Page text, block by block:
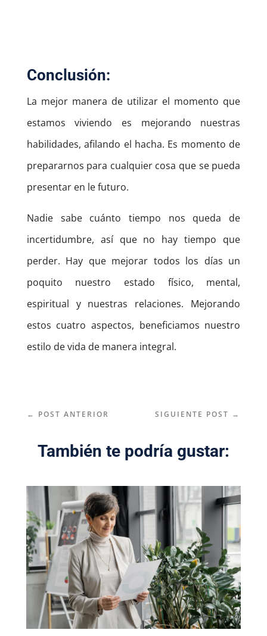
Conclusión:
La mejor manera de utilizar el momento que
estamos viviendo es mejorando nuestras
habilidades, afilando el hacha. Es momento de
prepararnos para cualquier cosa que se pueda
presentar en le futuro.
Nadie sabe cuánto tiempo nos queda de
incertidumbre, así que no hay tiempo que
perder. Hay que mejorar todos los días un
poquito nuestro estado físico, mental,
espiritual y nuestras relaciones. Mejorando
estos cuatro aspectos, beneficiamos nuestro
estilo de vida de manera integral.
← POST ANTERIOR SIGUIENTE POST →
También te podría gustar: